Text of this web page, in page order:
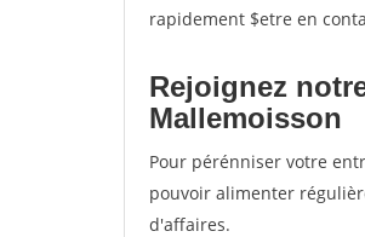
rapidement $etre en
Rejoignez
Mallemoisson
Pour pérénniser votre
pouvoir alimenter
d'affaires.